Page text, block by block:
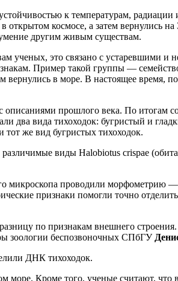
к температурам,
космосе, а затем вернулись
другим живым существам.
ученых, это связано с устаревшими и
Пример такой группы —
вернулись в море. В настоящее время,
прошлого века. По итогам
два вида тихоходок: бугристый и
тот же вид бугристых тихоходок.
виды Halobiotus crispae
микроскопа проводили морфометрию —
признаки помогли точно
по признакам внешнего
зоологии беспозвоночных СПбГУ
ДНК тихоходок.
Кроме того, ученые считают, что